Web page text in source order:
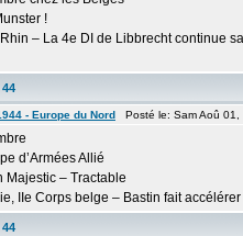
!
– La 4e DI de Libbrecht continue
- Europe du Nord Posté le: Sam Aoû
d’Armées Allié
Majestic – Tractable
IIe Corps belge – Bastin fait